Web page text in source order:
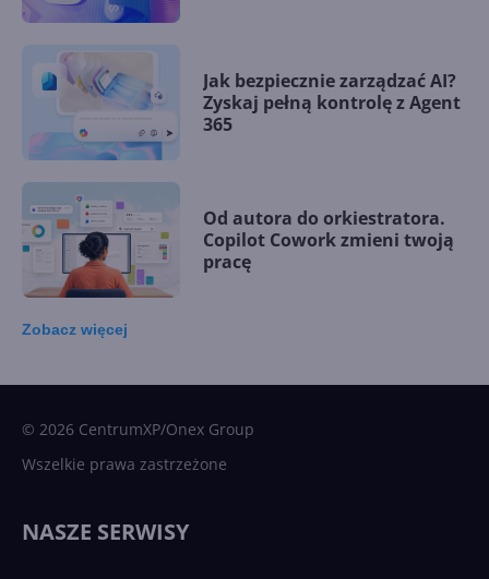
Jak bezpiecznie zarządzać AI?
Zyskaj pełną kontrolę z Agent
365
Od autora do orkiestratora.
Copilot Cowork zmieni twoją
pracę
Zobacz więcej
© 2026 CentrumXP/Onex Group
Wszelkie prawa zastrzeżone
NASZE SERWISY